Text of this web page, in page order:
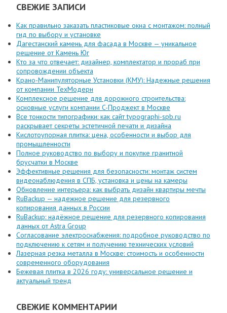
СВЕЖИЕ ЗАПИСИ
Как правильно заказать пластиковые окна с монтажом: полный
гид по выбору и установке
Дагестанский камень для фасада в Москве — уникальное
решение от Камень Юг
Кто за что отвечает: дизайнер, комплектатор и прораб при
сопровождении объекта
Крано-Манипуляторные Установки (КМУ): Надежные решения
от компании ТехМодерн
Комплексное решение для дорожного строительства:
основные услуги компании C-Проджект в Москве
Все тонкости типографики: как сайт typographi-spb.ru
раскрывает секреты эстетичной печати и дизайна
Кислотоупорная плитка: цена, особенности и выбор для
промышленности
Полное руководство по выбору и покупке гранитной
брусчатки в Москве
Эффективные решения для безопасности: монтаж систем
видеонаблюдения в СПБ, установка и цены на камеры
Обновление интерьера: как выбрать дизайн квартиры мечты
RuBackup — надежное решение для резервного
копирования данных в России
RuBackup: надёжное решение для резервного копирования
данных от Astra Group
Согласование электроснабжения: подробное руководство по
подключению к сетям и получению технических условий
Лазерная резка металла в Москве: стоимость и особенности
современного оборудования
Бежевая плитка в 2026 году: универсальное решение и
актуальный тренд
СВЕЖИЕ КОММЕНТАРИИ